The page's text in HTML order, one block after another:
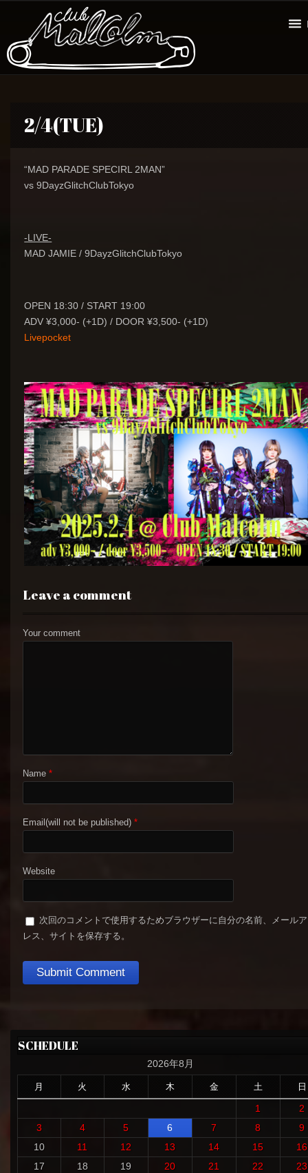
2/4(TUE)
“MAD PARADE SPECIRL 2MAN”
vs 9DayzGlitchClubTokyo
-LIVE-
MAD JAMIE / 9DayzGlitchClubTokyo
OPEN 18:30 / START 19:00
ADV ¥3,000- (+1D) / DOOR ¥3,500- (+1D)
Livepocket
Leave a comment
Your comment
Name *
Email(will not be published) *
Website
次回のコメントで使用するためブラウザーに自分の名前、メール
レス、サイトを保存する。
SCHEDULE
2026年8月
月 火 水 木 金 土 日
1
2
3
4 5 6 7 8
9
10
11 12 13 14 15
16
17
18 19 20 21 22
23